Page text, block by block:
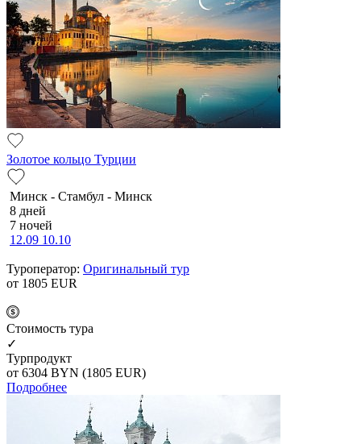
Золотое кольцо Турции
Минск - Стамбул - Минск
8 дней
7 ночей
12.09 10.10
Туроператор: Оригинальный тур
от 1805 EUR
Cтоимость тура
✓
Турпродукт
от 6304 BYN (1805 EUR)
Подробнее